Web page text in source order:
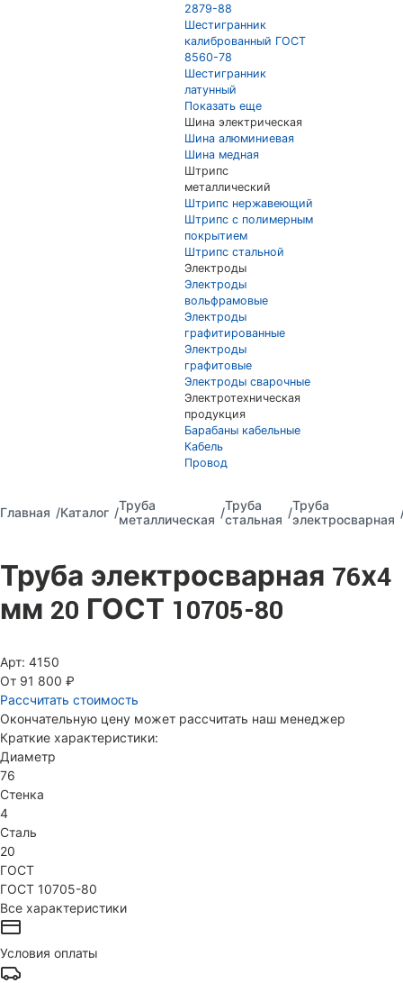
2879-88
Шестигранник
калиброванный ГОСТ
8560-78
Шестигранник
латунный
Показать еще
Шина электрическая
Шина алюминиевая
Шина медная
Штрипс
металлический
Штрипс нержавеющий
Штрипс с полимерным
покрытием
Штрипс стальной
Электроды
Электроды
вольфрамовые
Электроды
графитированные
Электроды
графитовые
Электроды сварочные
Электротехническая
продукция
Барабаны кабельные
Кабель
Провод
Главная Каталог
Труба
металлическая
Труба
стальная
Труба
электросварная
Труба электросварная 76х4
мм 20 ГОСТ 10705-80
Арт: 4150
От 91 800 ₽
Рассчитать стоимость
Окончательную цену может рассчитать наш менеджер
Краткие характеристики:
Диаметр
76
Стенка
4
Сталь
20
ГОСТ
ГОСТ 10705-80
Все характеристики
Условия оплаты